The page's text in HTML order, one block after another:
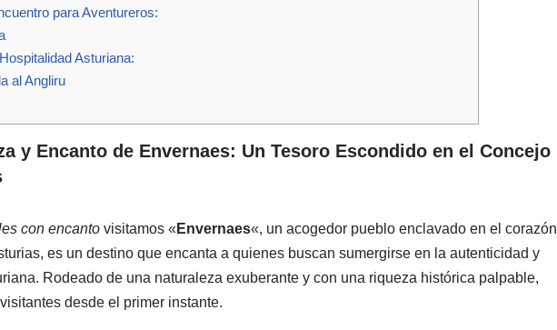
para Aventureros:
Asturiana:
al Angliru
y Encanto de Envernaes: Un Tesoro Escondido en el Concejo
con encantovisitamos « Envernaes«, un acogedor pueblo enclavado en el corazón
es un destino que encanta a quienes buscan sumergirse en la autenticidad y
Rodeado de una naturaleza exuberante y con una riqueza histórica palpable,
desde el primer instante.